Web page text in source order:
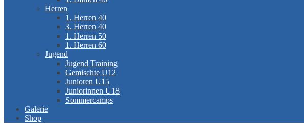
Herren
1. Herren 40
3. Herren 40
1. Herren 50
1. Herren 60
Jugend
Jugend Training
Gemischte U12
Junioren U15
Juniorinnen U18
Sommercamps
Galerie
Shop